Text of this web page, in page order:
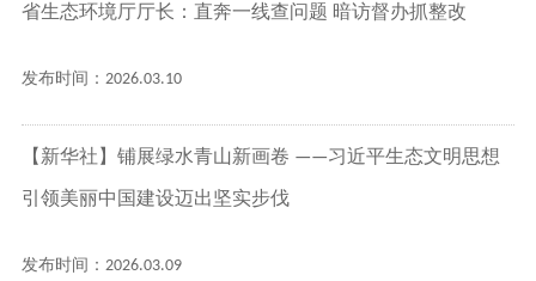
省生态环境厅厅长：直奔一线查问题 暗访督办抓整改
发布时间：2026.03.10
【新华社】铺展绿水青山新画卷 ——习近平生态文明思想
引领美丽中国建设迈出坚实步伐
发布时间：2026.03.09